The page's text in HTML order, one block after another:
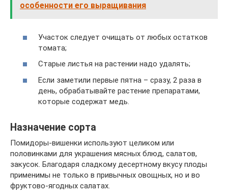
особенности его выращивания
Участок следует очищать от любых остатков
томата;
Старые листья на растении надо удалять;
Если заметили первые пятна – сразу, 2 раза в
день, обрабатывайте растение препаратами,
которые содержат медь.
Назначение сорта
Помидоры-вишенки используют целиком или
половинками для украшения мясных блюд, салатов,
закусок. Благодаря сладкому десертному вкусу плоды
применимы не только в привычных овощных, но и во
фруктово-ягодных салатах.